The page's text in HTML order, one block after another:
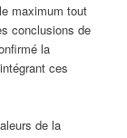
maximum tout
conclusions de
la
ces
de la